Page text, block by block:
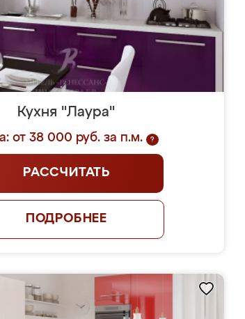
Кухня "Лаура"
от 38 000 руб. за п.м. ?
РАССЧИТАТЬ
ПОДРОБНЕЕ